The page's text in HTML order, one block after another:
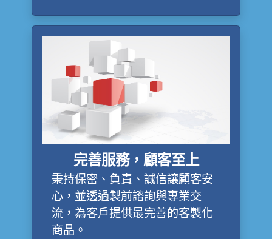
完善服務，顧客至上
秉持保密、負責、誠信讓顧客安
心，並透過製前諮詢與專業交
流，為客戶提供最完善的客製化
商品。